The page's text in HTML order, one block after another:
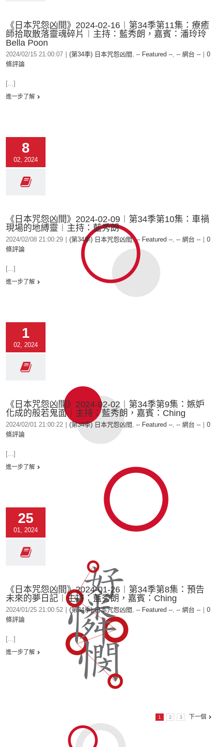
《日本咒怨凶間》2024-02-16︱第34季第11集：療癒
師拾取散落靈魂碎片︱主持：藍秀朗，嘉賓：潘玲玲
Bella Poon
2024/02/15 21:00:07 (第34季) 日本咒怨凶間 , -- Featured --, -- 網台 --
0
條評論
[...]
進一步了解
8
02, 2024
《日本咒怨凶間》2024-02-09︱第34季第10集：車禍
現場的地縛靈︱主持：藍秀朗
2024/02/08 21:00:29 (第34季) 日本咒怨凶間,-- Featured --, -- 網台 --
0
條評論
[...]
進一步了解
1
02, 2024
《日本咒怨凶間》2024-02-02︱第34季第9集：嫉妒
化成的般若鬼面︱主持：藍秀朗，嘉賓：Ching
2024/02/01 21:00:22 (第34季) 日本咒怨凶間 , -- Featured --, -- 網台 --
0
條評論
[...]
進一步了解
25
01, 2024
《日本咒怨凶間》2024-01-26︱第34季第8集：預告
未來的夢日記︱主持：藍秀朗，嘉賓：Ching
2024/01/25 21:00:52 (第34季) 日本咒怨凶間 , -- Featured --, -- 網台 --
0
條評論
[...]
進一步了解
1 2 3 下一個